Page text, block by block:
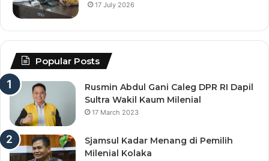
17 July 2026
Popular Posts
Rusmin Abdul Gani Caleg DPR RI Dapil
Sultra Wakil Kaum Milenial
17 March 2023
Sjamsul Kadar Menang di Pemilih
Milenial Kolaka